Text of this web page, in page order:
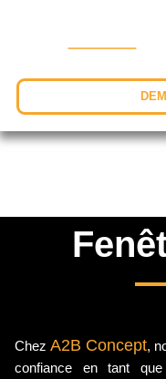
Chez A2B Concept,
confiance en tant que